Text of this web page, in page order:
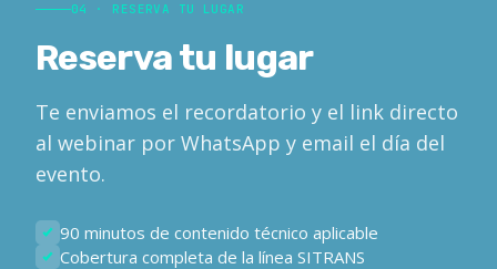
04 · RESERVA TU LUGAR
Reserva tu lugar
Te enviamos el recordatorio y el link directo
al webinar por WhatsApp y email el día del
evento.
90 minutos de contenido técnico aplicable
Cobertura completa de la línea SITRANS